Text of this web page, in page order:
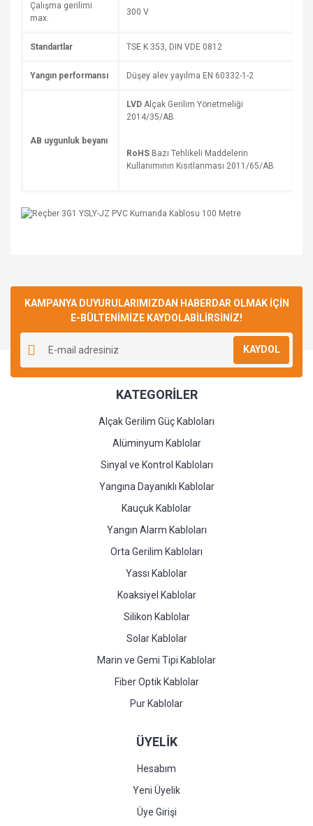
Çalışma gerilimi
max.
300 V
Standartlar TSE K 353, DIN VDE 0812
Yangın performansı Düşey alev yayılma EN 60332-1-2
AB uygunluk beyanı
LVD Alçak Gerilim Yönetmeliği
2014/35/AB
RoHS Bazı Tehlikeli Maddelerin
Kullanımının Kısıtlanması 2011/65/AB
Yorum Yaz
KAMPANYA DUYURULARIMIZDAN HABERDAR OLMAK İÇİN
E-BÜLTENİMİZE KAYDOLABİLİRSİNİZ!
KAYDOL
KATEGORİLER
Alçak Gerilim Güç Kabloları
Alüminyum Kablolar
Sinyal ve Kontrol Kabloları
Yangına Dayanıklı Kablolar
Kauçuk Kablolar
Yangın Alarm Kabloları
Orta Gerilim Kabloları
Yassı Kablolar
Koaksiyel Kablolar
Silikon Kablolar
Solar Kablolar
Marin ve Gemi Tipi Kablolar
Fiber Optik Kablolar
Pur Kablolar
ÜYELİK
Hesabım
Yeni Üyelik
Üye Girişi